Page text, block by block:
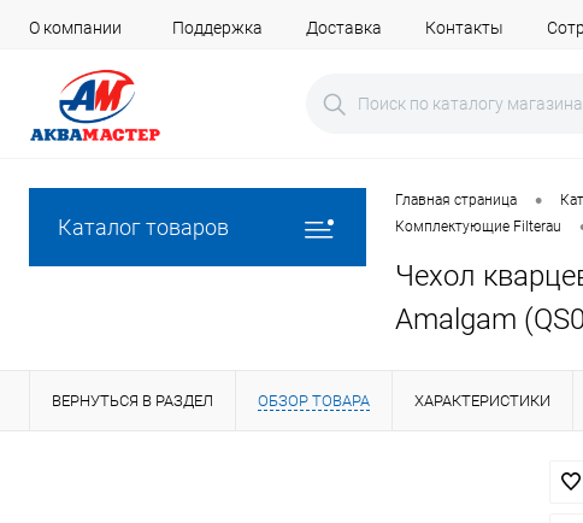
О компании Поддержка Доставка Контакты
Каталог товаров
Главная страница •
Комплектующие Filterau
Чехол
Amalgam
ВЕРНУТЬСЯ В РАЗДЕЛ ОБЗОР ТОВАРА ХАРАКТЕРИСТИКИ